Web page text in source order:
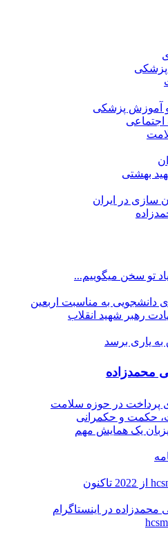
پزشکی
آموزش پزشکی
اجتماعی
بهشتی
سازی در ایران
تو سخن میگوییم...
دانشجویی به مناسبت اربعین
رهبر شهید انقلاب
یاری برسد
محمدزاده
پرداخت در حوزه سلامت
حکمت و حکمرانی
یک همایش مهم
در اینستاگرام